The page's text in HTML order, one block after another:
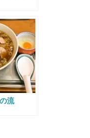
流